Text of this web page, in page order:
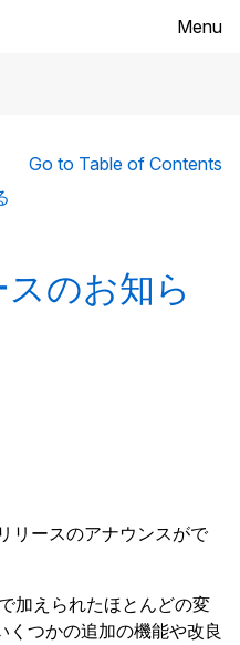
Menu
Go to Table of Contents
スのお知ら
リースのアナウンスがで
加えられたほとんどの変
つかの追加の機能や改良